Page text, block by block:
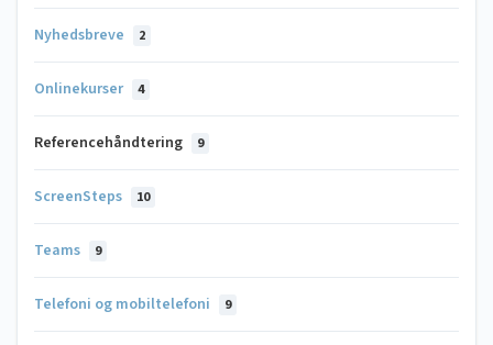
Nyhedsbreve 2
Onlinekurser 4
Referencehåndtering 9
ScreenSteps 10
Teams 9
Telefoni og mobiltelefoni 9